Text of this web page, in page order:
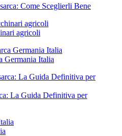
Come Sceglierli Bene
agricoli
Germania Italia
La Guida Definitiva per